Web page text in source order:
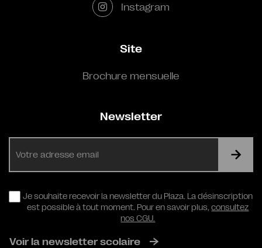
Instagram
Site
Brochure mensuelle
Newsletter
RGPD
Je souhaite recevoir la newsletter du Plaza. La désinscription
est possible à tout moment. Pour en savoir plus,consultez
nos CGU.
Voir la newsletter scolaire